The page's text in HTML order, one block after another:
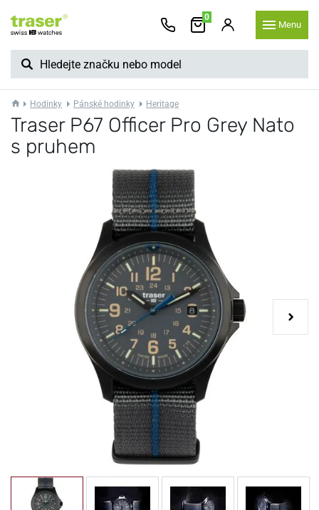
0
Menu
Hodinky Pánské hodinky Heritage
Traser P67 Officer Pro Grey Nato
s pruhem